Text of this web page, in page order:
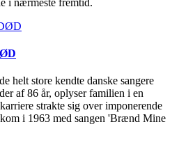
helt store kendte danske sangere
af 86 år, oplyser familien i en
strakte sig over imponerende
i 1963 med sangen 'Brænd Mine